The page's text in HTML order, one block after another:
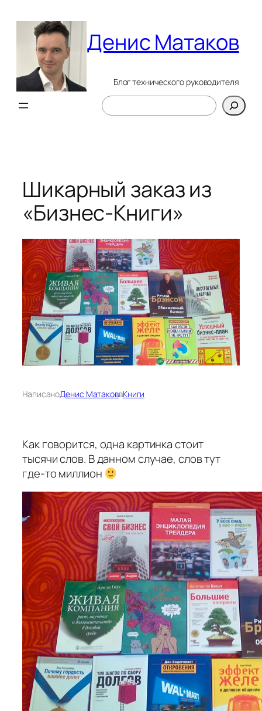
содержимому
Денис Матаков
Блог технического руководителя
Поиск
Шикарный заказ из
«Бизнес-Книги»
НаписаноДенис МатаковвКниги
Как говорится, одна картинка стоит
тысячи слов. В данном случае, слов тут
где-то миллион